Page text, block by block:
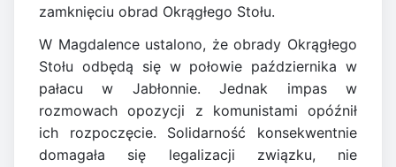
zamknięciu obrad Okrągłego Stołu.
W Magdalence ustalono, że obrady Okrągłego
Stołu odbędą się w połowie października w
pałacu w Jabłonnie. Jednak impas w
rozmowach opozycji z komunistami opóźnił
ich rozpoczęcie. Solidarność konsekwentnie
domagała się legalizacji związku, nie